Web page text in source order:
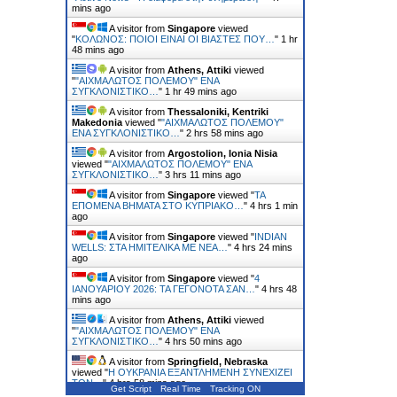
mins ago
A visitor from Singapore viewed
"ΚΟΛΩΝΟΣ: ΠΟΙΟΙ ΕΙΝΑΙ ΟΙ ΒΙΑΣΤΕΣ ΠΟΥ… " 1 hr
48 mins ago
A visitor from Athens, Attiki viewed
""ΑΙΧΜΑΛΩΤΟΣ ΠΟΛΕΜΟΥ" ΕΝΑ
ΣΥΓΚΛΟΝΙΣΤΙΚΟ… " 1 hr 49 mins ago
A visitor from Thessaloniki, Kentriki
Makedonia viewed ""ΑΙΧΜΑΛΩΤΟΣ ΠΟΛΕΜΟΥ"
ΕΝΑ ΣΥΓΚΛΟΝΙΣΤΙΚΟ… " 2 hrs 58 mins ago
A visitor from Argostolion, Ionia Nisia
viewed ""ΑΙΧΜΑΛΩΤΟΣ ΠΟΛΕΜΟΥ" ΕΝΑ
ΣΥΓΚΛΟΝΙΣΤΙΚΟ… " 3 hrs 11 mins ago
A visitor from Singapore viewed "ΤΑ
ΕΠΟΜΕΝΑ ΒΗΜΑΤΑ ΣΤΟ ΚΥΠΡΙΑΚΟ… " 4 hrs 1 min
ago
A visitor from Singapore viewed "INDIAN
WELLS: ΣΤΑ ΗΜΙΤΕΛΙΚΑ ΜΕ ΝΕΑ… " 4 hrs 24 mins
ago
A visitor from Singapore viewed "4
ΙΑΝΟΥΑΡΙΟΥ 2026: ΤΑ ΓΕΓΟΝΟΤΑ ΣΑΝ… " 4 hrs 48
mins ago
A visitor from Athens, Attiki viewed
""ΑΙΧΜΑΛΩΤΟΣ ΠΟΛΕΜΟΥ" ΕΝΑ
ΣΥΓΚΛΟΝΙΣΤΙΚΟ… " 4 hrs 50 mins ago
A visitor from Springfield, Nebraska
viewed "H ΟΥΚΡΑΝΙΑ ΕΞΑΝΤΛΗΜΕΝΗ ΣΥΝΕΧΙΖΕΙ
ΤΟΝ…"4 hrs 58 mins ago
Get Script Real Time Tracking ON